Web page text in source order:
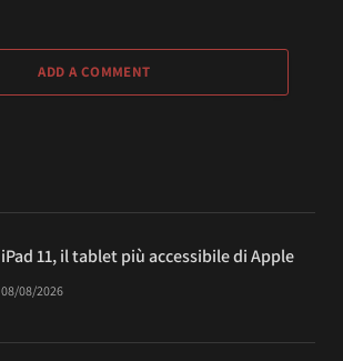
ADD A COMMENT
iPad 11, il tablet più accessibile di Apple
08/08/2026